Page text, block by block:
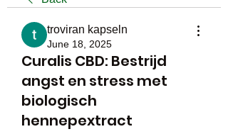
troviran kapseln
June 18, 2025
Curalis CBD: Bestrijd
angst en stress met
biologisch
hennepextract